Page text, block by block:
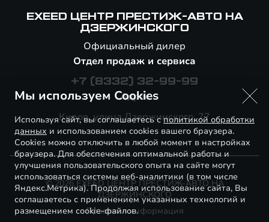
EXEED ЦЕНТР ПРЕСТИЖ-АВТО НА
ДЗЕРЖИНСКОГО
Официальный дилер
Отдел продаж и сервиса
+7 (8332) 32-99-99
Адрес
Киров, улица Дзержинского, 77
© 2026 EXEED ЦЕНТР ПРЕСТИЖ-АВТО НА
ДЗЕРЖИНСКОГО
Правовая информация
Мы используем Cookies
Используя сайт, вы соглашаетесь сполитикой обработки
данных и использованием cookies вашего браузера.
Cookies можно отключить в любой момент в настройках
браузера. Для обеспечения оптимальной работы и
улучшения пользовательского опыта на сайте могут
использоваться системы веб-аналитики (в том числе
Яндекс.Метрика). Продолжая использование сайта, Вы
соглашаетесь с применением указанных технологий и
размещением cookie-файлов.